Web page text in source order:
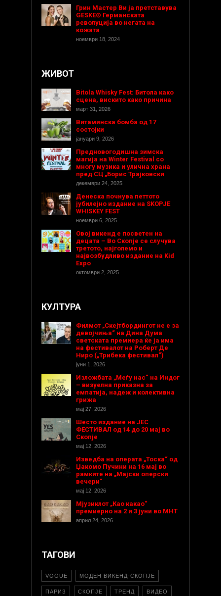
Грин Мастер Ви ја претставува
GESKE® Германската
револуција во негата на
кожата
ноември 18, 2024
ЖИВОТ
Bitola Whisky Fest: Битола како
сцена, вискито како причина
март 31, 2026
Витаминска бомба од 17
состојки
јануари 9, 2026
Предновогодишнa зимска
магија на Winter Festival со
многу музика и улична храна
пред СЦ „Борис Трајковски
декември 24, 2025
Денеска почнува петтото
јубилејно издание на SKOPJE
WHISKEY FEST
ноември 6, 2025
Овој викенд е посветен на
децата – Во Скопје се случува
третото, најголемо и
највозбудливо издание на Kid
Expo
октомври 2, 2025
КУЛТУРА
Филмот „Скејтбордингот не е за
девојчиња“ на Дина Дума
светската премиера ќе ја има
на фестивалот на Роберт Де
Ниро („Трибека фестивал“)
јуни 1, 2026
Изложбата „Меѓу нас“ на Индог
– визуелна приказна за
емпатија, надеж и колективна
грижа
мај 27, 2026
Шесто издание на ЈЕС
ФЕСТИВАЛ од 14 до 20 мај во
Скопје
мај 12, 2026
Изведба на операта „Тоска“ од
Џакомо Пучини на 16 мај во
рамките на „Мајски оперски
вечери“
мај 12, 2026
Мјузиклот „Као какао“
премиерно на 2 и 3 јуни во МНТ
април 24, 2026
ТАГОВИ
VOGUE МОДЕН ВИКЕНД-СКОПЈЕ
ПАРИЗ СКОПЈЕ ТРЕНД ВИДЕО